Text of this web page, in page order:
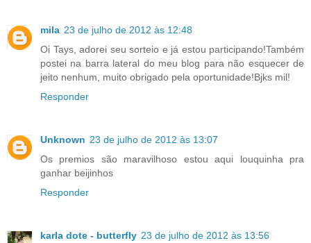
mila 23 de julho de 2012 às 12:48
Oi Tays, adorei seu sorteio e já estou participando!Também
postei na barra lateral do meu blog para não esquecer de
jeito nenhum, muito obrigado pela oportunidade!Bjks mil!
Responder
Unknown 23 de julho de 2012 às 13:07
Os premios são maravilhoso estou aqui louquinha pra
ganhar beijinhos
Responder
karla dote - butterfly 23 de julho de 2012 às 13:56